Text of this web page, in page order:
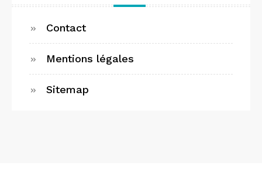
Contact
Mentions légales
Sitemap